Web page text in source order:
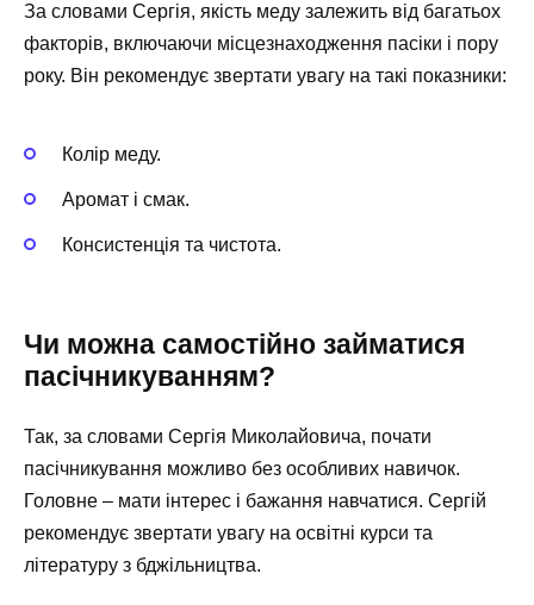
За словами Сергія, якість меду залежить від багатьох
факторів, включаючи місцезнаходження пасіки і пору
року. Він рекомендує звертати увагу на такі показники:
Колір меду.
Аромат і смак.
Консистенція та чистота.
Чи можна самостійно займатися
пасічникуванням?
Так, за словами Сергія Миколайовича, почати
пасічникування можливо без особливих навичок.
Головне – мати інтерес і бажання навчатися. Сергій
рекомендує звертати увагу на освітні курси та
літературу з бджільництва.